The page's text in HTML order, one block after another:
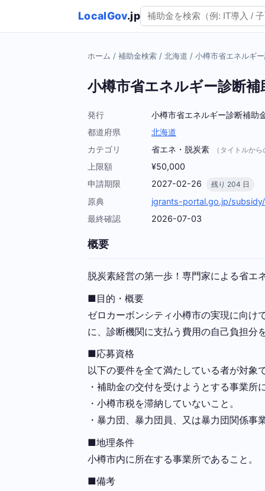
LocalGov.jp
ホーム / 補助金検索 / 北海道 / 小樽市省エネルギ
小樽市省エネルギー診断補
発行
小樽市省エネルギー診断補助
都道府県
北海道
カテゴリ
省エネ・脱炭素 （タイトルから
上限額
¥50,000
申請期限
2027-02-26 残り 204 日
原典
jgrants-portal.go.jp/
最終確認
2026-07-03
概要
脱炭素経営の第一歩！専門家による省エ
■目的・概要
ゼロカーボンシティ小樽市の実現に向け
に、診断機関に支払う費用の自己負担分
■応募資格
以下の要件を全て満たしている者が対象で
・補助金の交付を受けようとする事業
・小樽市税を滞納していないこと。
・暴力団、暴力団員、又は暴力団関係事
■地理条件
小樽市内に所在する事業所であること。
■備考